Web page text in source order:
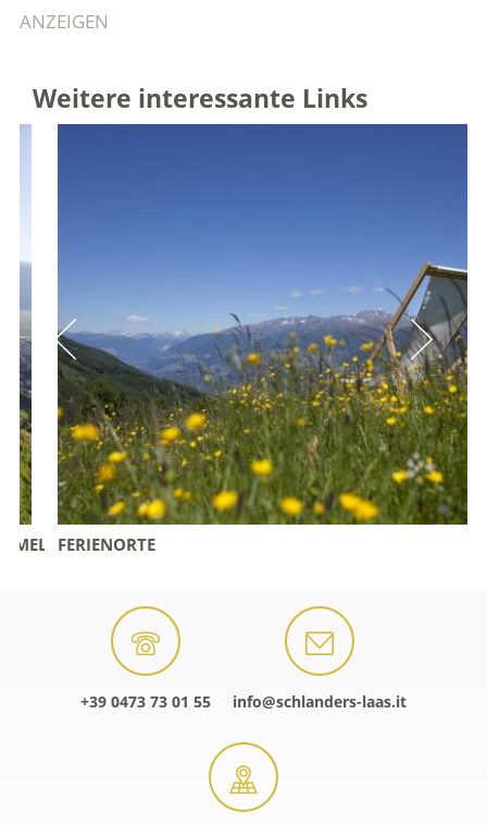
NZEIGEN
Weitere interessante Links
FERIENORTE
+39 0473 73 01 55 info@schlanders-laas.it